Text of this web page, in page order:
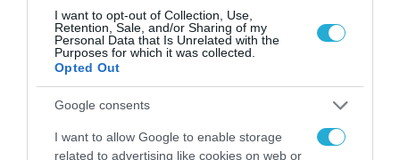
I want to opt-out of Collection, Use,
Retention, Sale, and/or Sharing of my
Personal Data that Is Unrelated with the
Purposes for which it was collected.
Opted Out
Google consents
I want to allow Google to enable storage
related to advertising like cookies on web or
ΕΠΙ ΠΑΝΤΟΣ ΕΠΙΣΤΗΤΟΥ
ΤΟΥΡΙΣΜΟΣ ΣΤΗΝ ΕΛΛΑΔΑ:
ΑΝΤΙΜΕΤΩΠΟΙ ΜΕ ΔΥΣΚΟΛΑ